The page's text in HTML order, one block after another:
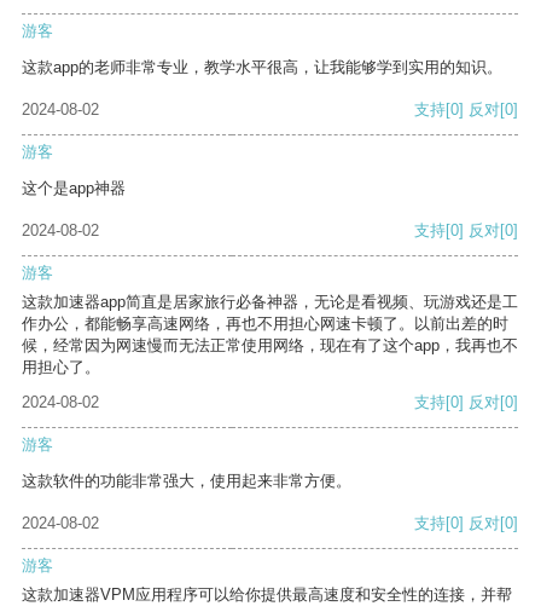
游客
这款app的老师非常专业，教学水平很高，让我能够学到实用的知识。
2024-08-02 支持[0] 反对[0]
游客
这个是app神器
2024-08-02 支持[0] 反对[0]
游客
这款加速器app简直是居家旅行必备神器，无论是看视频、玩游戏还是工
作办公，都能畅享高速网络，再也不用担心网速卡顿了。以前出差的时
候，经常因为网速慢而无法正常使用网络，现在有了这个app，我再也不
用担心了。
2024-08-02
支持[0] 反对[0]
游客
这款软件的功能非常强大，使用起来非常方便。
2024-08-02 支持[0] 反对[0]
游客
这款加速器VPM应用程序可以给你提供最高速度和安全性的连接，并帮